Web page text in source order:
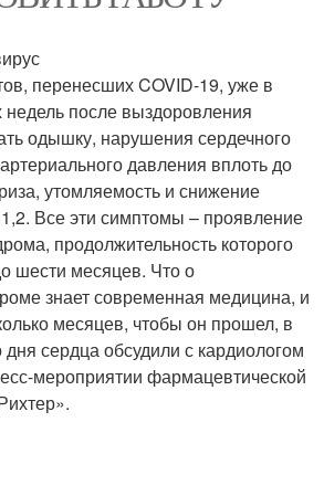
перенесших COVID-19, уже в
недель после выздоровления
одышку, нарушения сердечного
давления вплоть до
утомляемость и снижение
Все эти симптомы – проявление
продолжительность которого
шести месяцев. Что о
знает современная медицина, и
месяцев, чтобы он прошел, в
сердца обсудили с кардиологом
мероприятии фармацевтической